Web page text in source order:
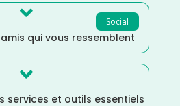
Social

qui vous ressemblent

services et outils essentiels